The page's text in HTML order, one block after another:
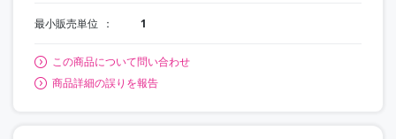
最小販売単位 1
この商品について問い合わせ
商品詳細の誤りを報告